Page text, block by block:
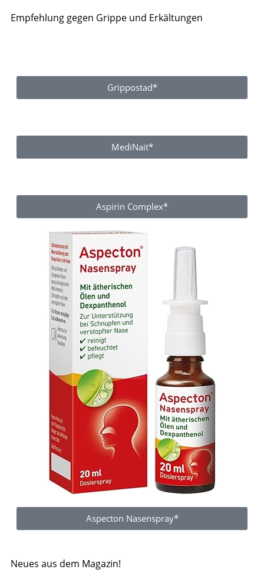
Empfehlung gegen Grippe und Erkältungen
Grippostad*
MediNait*
Aspirin Complex*
Aspecton Nasenspray*
Neues aus dem Magazin!